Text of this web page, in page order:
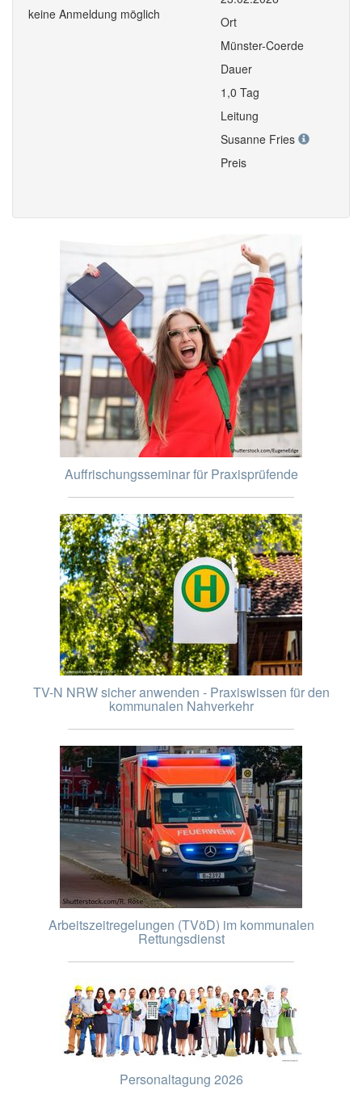
keine Anmeldung möglich
Ort
Münster-Coerde
Dauer
1,0 Tag
Leitung
Susanne Fries
Preis
Auffrischungsseminar für Praxisprüfende
TV-N NRW sicher anwenden - Praxiswissen für den
kommunalen Nahverkehr
Arbeitszeitregelungen (TVöD) im kommunalen
Rettungsdienst
Personaltagung 2026